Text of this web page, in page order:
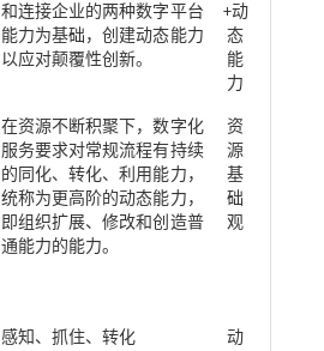
和连接企业的两种数字平台
能力为基础，创建动态能力
以应对颠覆性创新。
+动
态
能
力
在资源不断积聚下，数字化
服务要求对常规流程有持续
的同化、转化、利用能力，
统称为更高阶的动态能力，
即组织扩展、修改和创造普
通能力的能力。
资
源
基
础
观
感知、抓住、转化
动